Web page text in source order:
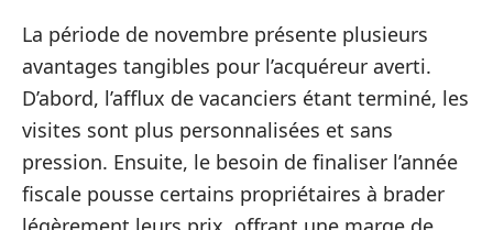
La période de novembre présente plusieurs
avantages tangibles pour l’acquéreur averti.
D’abord, l’afflux de vacanciers étant terminé, les
visites sont plus personnalisées et sans
pression. Ensuite, le besoin de finaliser l’année
fiscale pousse certains propriétaires à brader